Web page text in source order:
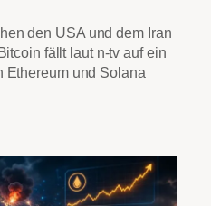
den USA und dem Iran
fällt laut n-tv auf ein
Ethereum und Solana